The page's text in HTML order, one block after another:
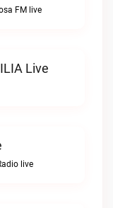
FM live
Live
live